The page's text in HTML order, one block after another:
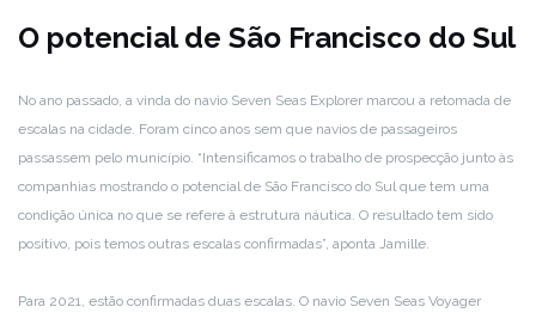
O potencial de São Francisco do Sul
No ano passado, a vinda do navio Seven Seas Explorer marcou a retomada de
escalas na cidade. Foram cinco anos sem que navios de passageiros
passassem pelo município. “Intensificamos o trabalho de prospecção junto às
companhias mostrando o potencial de São Francisco do Sul que tem uma
condição única no que se refere à estrutura náutica. O resultado tem sido
positivo, pois temos outras escalas confirmadas”, aponta Jamille.
Para 2021, estão confirmadas duas escalas. O navio Seven Seas Voyager